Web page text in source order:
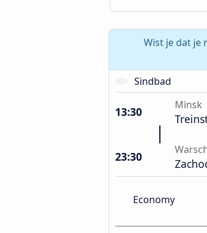
Wist je dat je
Sindbad
13:30 Minsk
23:30
Economy